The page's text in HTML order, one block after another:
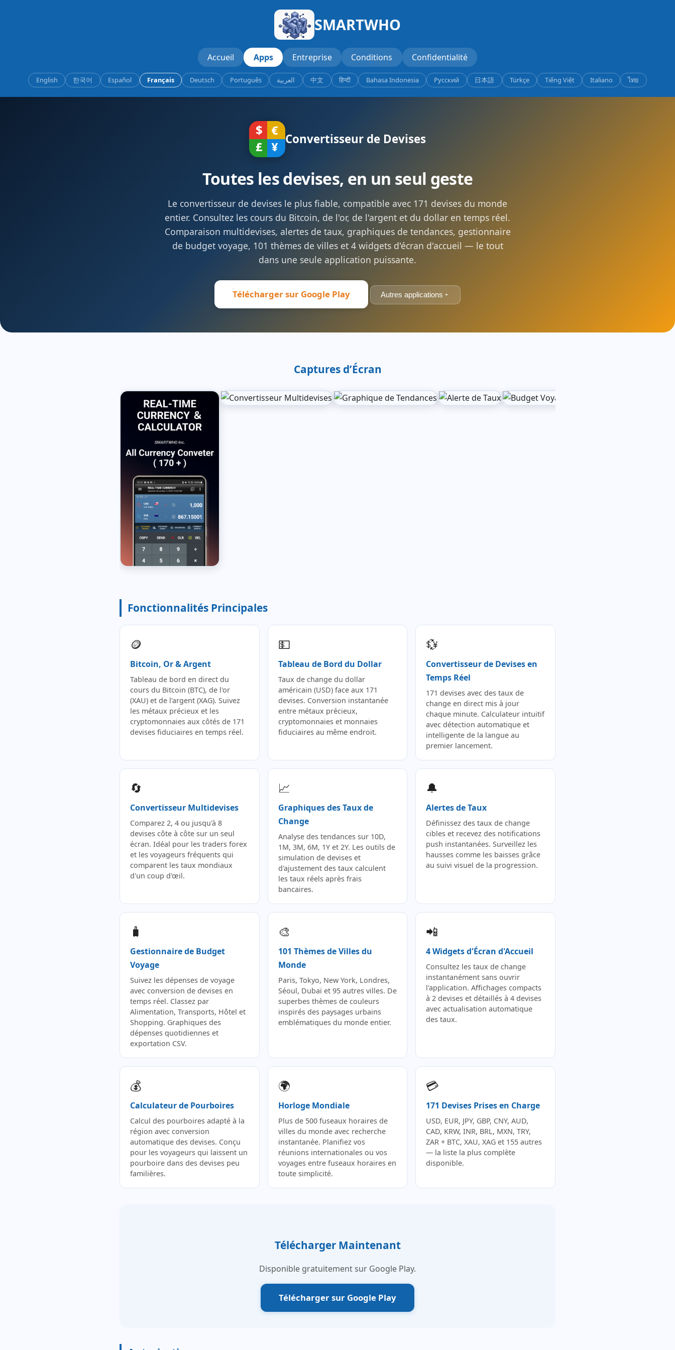
SMARTWHO
Accueil Apps Entreprise Conditions Confidentialité
English 한국어 Español Français Deutsch Português العربية 中文 हिन्दी Bahasa Indonesia Русский 日本語 Türkçe Tiếng Việt Italiano ไทย
Convertisseur de Devises
Toutes les devises, en un seul geste
Le convertisseur de devises le plus fiable, compatible avec 171 devises du monde
entier. Consultez les cours du Bitcoin, de l'or, de l'argent et du dollar en temps réel.
Comparaison multidevises, alertes de taux, graphiques de tendances, gestionnaire
de budget voyage, 101 thèmes de villes et 4 widgets d'écran d'accueil — le tout
dans une seule application puissante.
Télécharger sur Google Play Autres applications
Captures d’Écran
Fonctionnalités Principales
🪙
Bitcoin, Or & Argent
Tableau de bord en direct du
cours du Bitcoin (BTC), de l'or
(XAU) et de l'argent (XAG). Suivez
les métaux précieux et les
cryptomonnaies aux côtés de 171
devises fiduciaires en temps réel.
💵
Tableau de Bord du Dollar
Taux de change du dollar
américain (USD) face aux 171
devises. Conversion instantanée
entre métaux précieux,
cryptomonnaies et monnaies
fiduciaires au même endroit.
💱
Convertisseur de Devises en
Temps Réel
171 devises avec des taux de
change en direct mis à jour
chaque minute. Calculateur intuitif
avec détection automatique et
intelligente de la langue au
premier lancement.
🔄
Convertisseur Multidevises
Comparez 2, 4 ou jusqu'à 8
devises côte à côte sur un seul
écran. Idéal pour les traders forex
et les voyageurs fréquents qui
comparent les taux mondiaux
d'un coup d'œil.
📈
Graphiques des Taux de
Change
Analyse des tendances sur 10D,
1M, 3M, 6M, 1Y et 2Y. Les outils de
simulation de devises et
d'ajustement des taux calculent
les taux réels après frais
bancaires.
🔔
Alertes de Taux
Définissez des taux de change
cibles et recevez des notifications
push instantanées. Surveillez les
hausses comme les baisses grâce
au suivi visuel de la progression.
🧳
Gestionnaire de Budget
Voyage
Suivez les dépenses de voyage
avec conversion de devises en
temps réel. Classez par
Alimentation, Transports, Hôtel et
Shopping. Graphiques des
dépenses quotidiennes et
exportation CSV.
🎨
101 Thèmes de Villes du
Monde
Paris, Tokyo, New York, Londres,
Séoul, Dubaï et 95 autres villes. De
superbes thèmes de couleurs
inspirés des paysages urbains
emblématiques du monde entier.
📲
4 Widgets d'Écran d'Accueil
Consultez les taux de change
instantanément sans ouvrir
l'application. Affichages compacts
à 2 devises et détaillés à 4 devises
avec actualisation automatique
des taux.
💰
Calculateur de Pourboires
Calcul des pourboires adapté à la
région avec conversion
automatique des devises. Conçu
pour les voyageurs qui laissent un
pourboire dans des devises peu
familières.
🌍
Horloge Mondiale
Plus de 500 fuseaux horaires de
villes du monde avec recherche
instantanée. Planifiez vos
réunions internationales ou vos
voyages entre fuseaux horaires en
toute simplicité.
💳
171 Devises Prises en Charge
USD, EUR, JPY, GBP, CNY, AUD,
CAD, KRW, INR, BRL, MXN, TRY,
ZAR + BTC, XAU, XAG et 155 autres
— la liste la plus complète
disponible.
Télécharger Maintenant
Disponible gratuitement sur Google Play.
Télécharger sur Google Play